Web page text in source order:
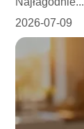
2026-07-09